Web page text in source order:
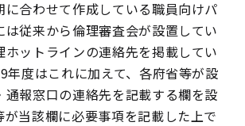
に合わせて作成している職員向けパ
は従来から倫理審査会が設置してい
ホットラインの連絡先を掲載してい
年度はこれに加えて、各府省等が設
通報窓口の連絡先を記載する欄を設
が当該欄に必要事項を記載した上で